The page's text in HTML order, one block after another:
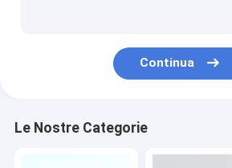
Continua
Le Nostre Categorie